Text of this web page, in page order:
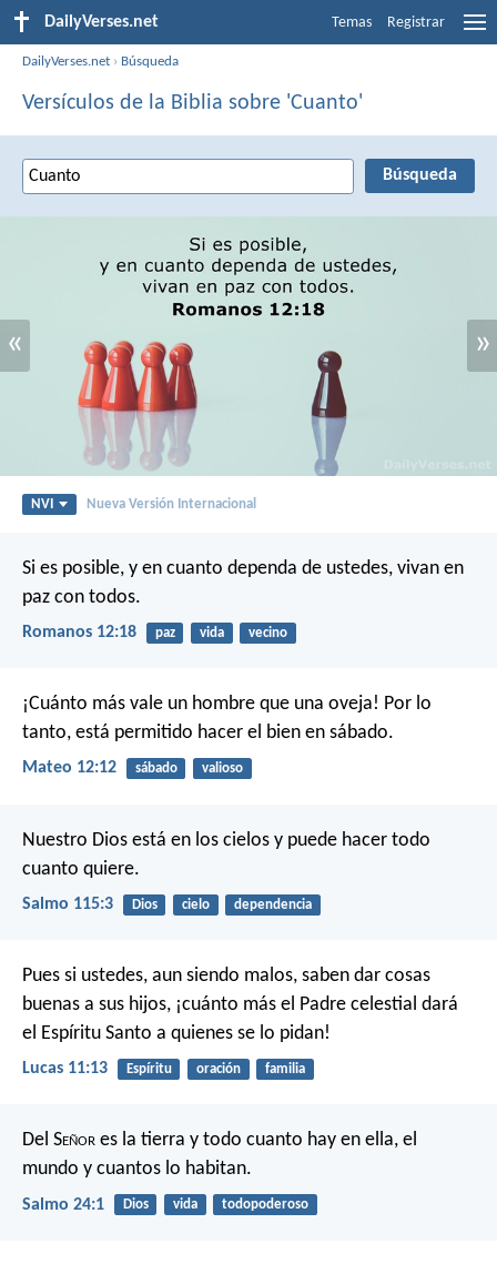
DailyVerses.net Temas Registrar
DailyVerses.net › Búsqueda
Versículos de la Biblia sobre 'Cuanto'
« »
NVI Nueva Versión Internacional
Si es posible, y en cuanto dependa de ustedes, vivan en
paz con todos.
Romanos 12:18 paz vida vecino
¡Cuánto más vale un hombre que una oveja! Por lo
tanto, está permitido hacer el bien en sábado.
Mateo 12:12 sábado valioso
Nuestro Dios está en los cielos y puede hacer todo
cuanto quiere.
Salmo 115:3 Dios cielo dependencia
Pues si ustedes, aun siendo malos, saben dar cosas
buenas a sus hijos, ¡cuánto más el Padre celestial dará
el Espíritu Santo a quienes se lo pidan!
Lucas 11:13 Espíritu oración familia
Del Señor es la tierra y todo cuanto hay en ella, el
mundo y cuantos lo habitan.
Salmo 24:1 Dios vida todopoderoso